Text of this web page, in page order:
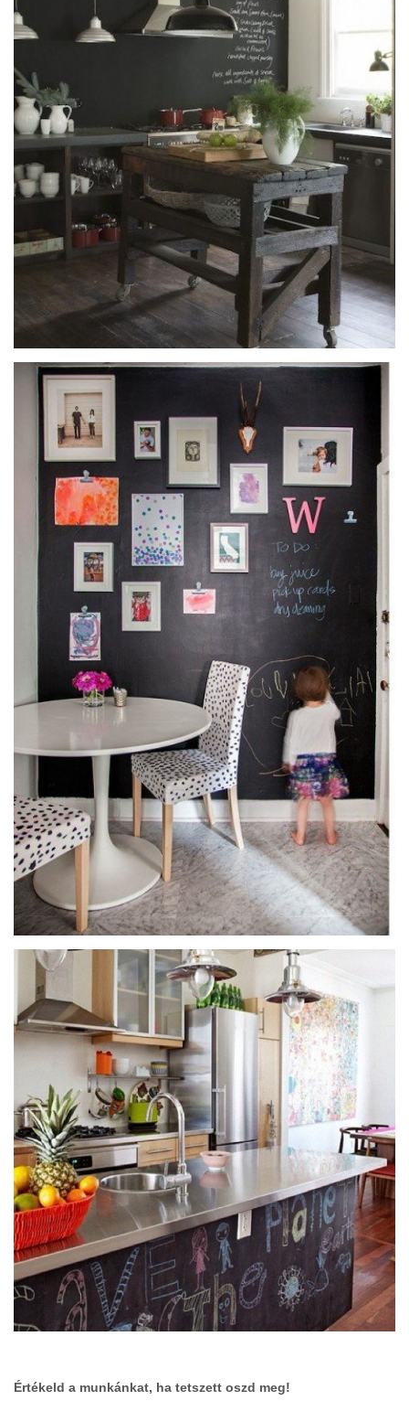
Értékeld a munkánkat, ha tetszett oszd meg!